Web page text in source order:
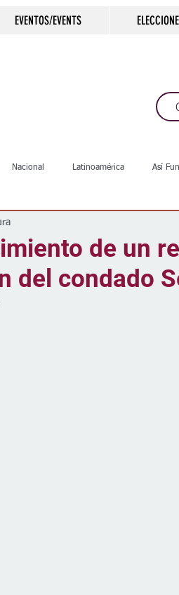
EVENTOS/EVENTS
Nacional Latinoamérica Así
& Cultura
Desamparados Carreteras
de un
del condado